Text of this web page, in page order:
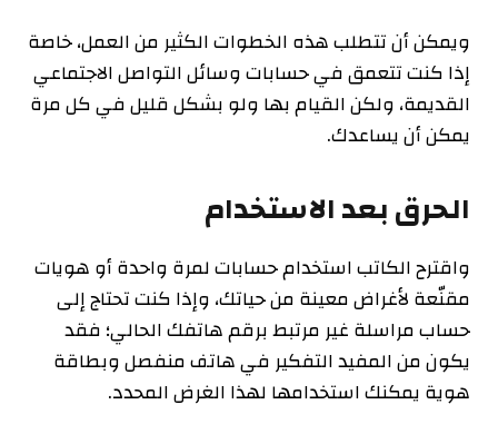
ويمكن أن تتطلب هذه الخطوات الكثير من العمل، خاصة
إذا كنت تتعمق في حسابات وسائل التواصل الاجتماعي
القديمة، ولكن القيام بها ولو بشكل قليل في كل مرة
يمكن أن يساعدك.
الحرق بعد الاستخدام
واقترح الكاتب استخدام حسابات لمرة واحدة أو هويات
مقنّعة لأغراض معينة من حياتك، وإذا كنت تحتاج إلى
حساب مراسلة غير مرتبط برقم هاتفك الحالي؛ فقد
يكون من المفيد التفكير في هاتف منفصل وبطاقة
هوية يمكنك استخدامها لهذا الغرض المحدد.